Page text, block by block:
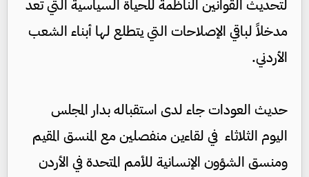
لتحديث القوانين الناظمة للحياة السياسية التي تعد
مدخلاً لباقي الإصلاحات التي يتطلع لها أبناء الشعب
الأردني.
حديث العودات جاء لدى استقباله بدار المجلس
اليوم الثلاثاء في لقاءين منفصلين مع المنسق المقيم
ومنسق الشؤون الإنسانية للأمم المتحدة في الأردن